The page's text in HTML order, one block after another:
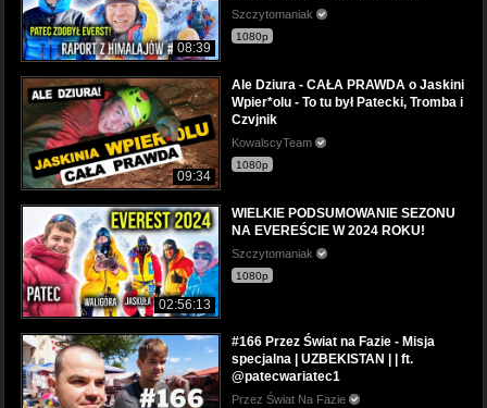
08:39
Szczytomaniak
1080p
09:34
Ale Dziura - CAŁA PRAWDA o Jaskini
Wpier*olu - To tu był Patecki, Tromba i
Czvjnik
KowalscyTeam
1080p
02:56:13
WIELKIE PODSUMOWANIE SEZONU
NA EVEREŚCIE W 2024 ROKU!
Szczytomaniak
1080p
#166 Przez Świat na Fazie - Misja
specjalna | UZBEKISTAN | | ft.
@patecwariatec1
Przez Świat Na Fazie